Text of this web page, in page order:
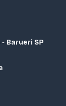
- Barueri SP